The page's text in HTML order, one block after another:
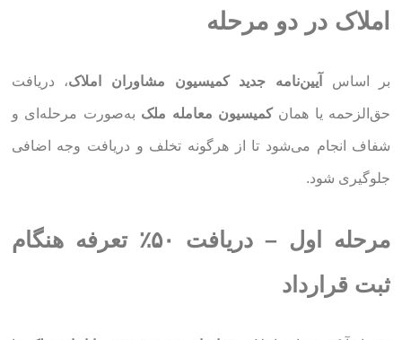
املاک در دو مرحله
بر اساس آیین‌نامه جدید کمیسیون مشاوران املاک، دریافت
حق‌الزحمه یا همانکمیسیون معامله ملک به‌صورت مرحله‌ای و
شفاف انجام می‌شود تا از هرگونه تخلف و دریافت وجه اضافی
جلوگیری شود.
مرحله اول – دریافت ۵۰٪ تعرفه هنگام
ثبت قرارداد